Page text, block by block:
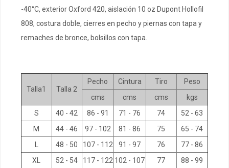
-40°C, exterior Oxford 420, aislación 10 oz Dupont Hollofil
808, costura doble, cierres en pecho y piernas con tapa y
remaches de bronce, bolsillos con tapa.
Talla1 Talla 2
Pecho Cintura Tiro
Peso
cms
cms cms
kgs
S
40 - 42 86 - 91 71 - 76 74
52 - 63
M
44 - 46 97 - 102 81 - 86 75
65 - 74
48 - 50 107 - 112 91 - 97 76
77 - 86
XL
52 - 54 117 - 122 102 - 107 77 88 - 99